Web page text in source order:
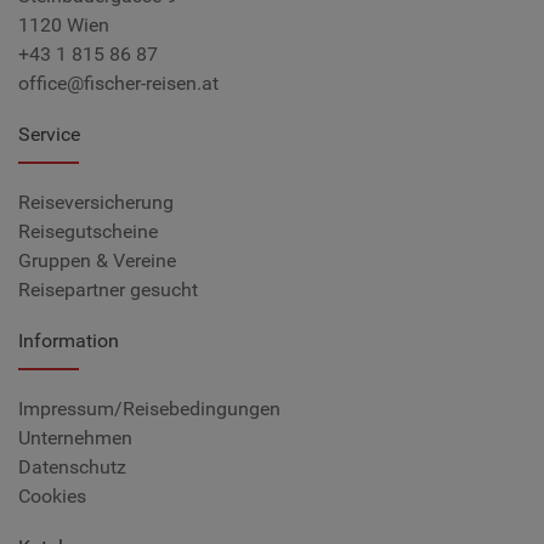
1120 Wien
+43 1 815 86 87
office@fischer-reisen.at
Service
Reiseversicherung
Reisegutscheine
Gruppen & Vereine
Reisepartner gesucht
Information
Impressum/Reisebedingungen
Unternehmen
Datenschutz
Cookies